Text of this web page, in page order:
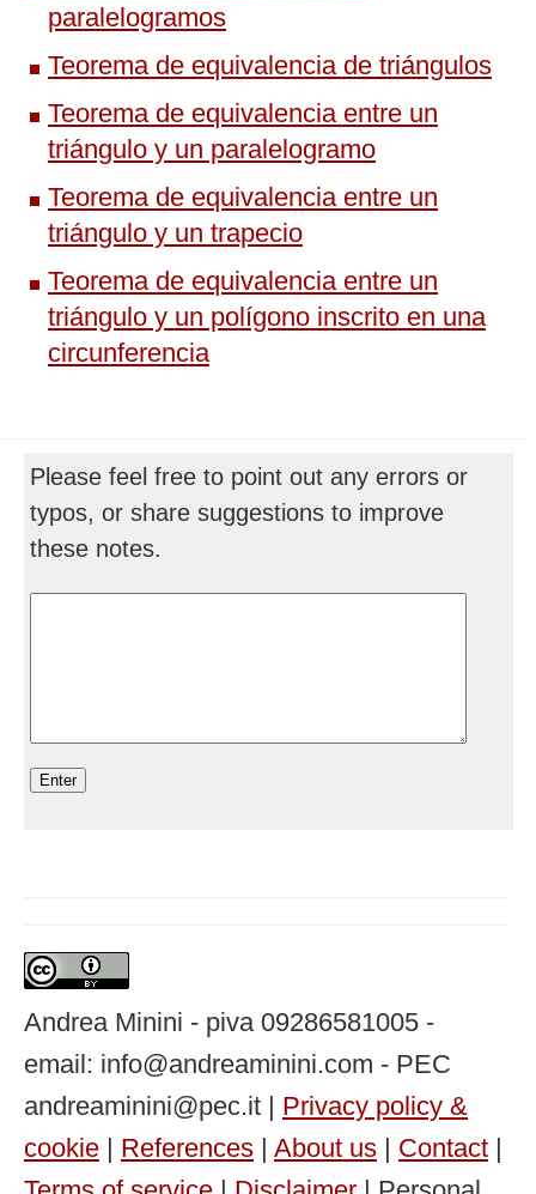
paralelogramos
Teorema de equivalencia de triángulos
Teorema de equivalencia entre un
triángulo y un paralelogramo
Teorema de equivalencia entre un
triángulo y un trapecio
Teorema de equivalencia entre un
triángulo y un polígono inscrito en una
circunferencia
Please feel free to point out any errors or
typos, or share suggestions to improve
these notes.
Andrea Minini - piva 09286581005 -
email: info@andreaminini.com - PEC
andreaminini@pec.it | Privacy policy &
cookie | References | About us | Contact |